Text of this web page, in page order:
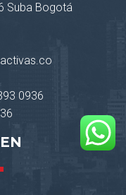
Suba Bogotá
0936